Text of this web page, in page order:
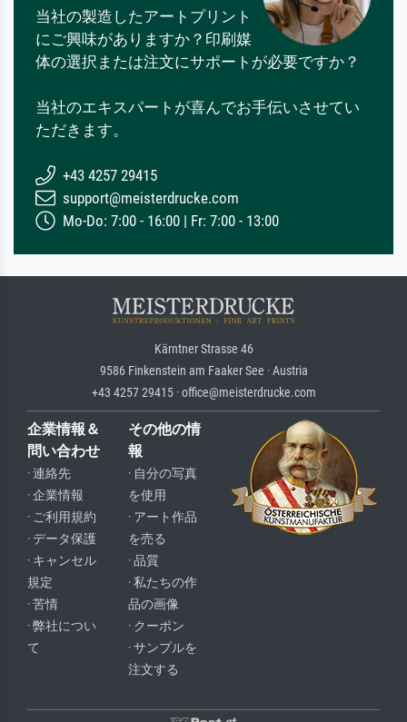
当社の製造したアートプリント
にご興味がありますか？印刷媒
体の選択または注文にサポートが必要ですか？
当社のエキスパートが喜んでお手伝いさせてい
ただきます。
+43 4257 29415
support@meisterdrucke.com
Mo-Do: 7:00 - 16:00 | Fr: 7:00 - 13:00
Kärntner Strasse 46
9586 Finkenstein am Faaker See · Austria
+43 4257 29415 · office@meisterdrucke.com
企業情報＆
問い合わせ
· 連絡先
· 企業情報
· ご利用規約
· データ保護
· キャンセル
規定
· 苦情
· 弊社につい
て
その他の情
報
· 自分の写真
を使用
· アート作品
を売る
· 品質
· 私たちの作
品の画像
· クーポン
· サンプルを
注文する